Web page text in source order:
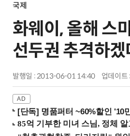
국제
화웨이, 올해 스
선두권 추격하겠
발행일 : 2013-06-01 14:40 업데이
[단독] 명품퍼터 ~60%할인 '10